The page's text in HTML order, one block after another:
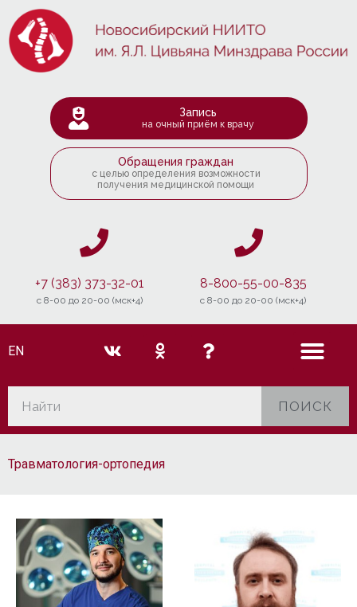
Запись
на очный приём к врачу
Обращения граждан
с целью определения возможности
получения медицинской помощи
+7 (383) 373-32-01
c 8-00 до 20-00 (мск+4)
8-800-55-00-835
c 8-00 до 20-00 (мск+4)
EN
ПОИСК
Травматология-ортопедия